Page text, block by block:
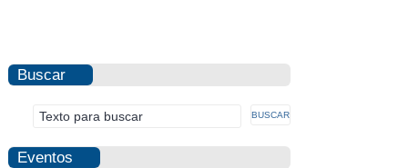
Buscar
Eventos